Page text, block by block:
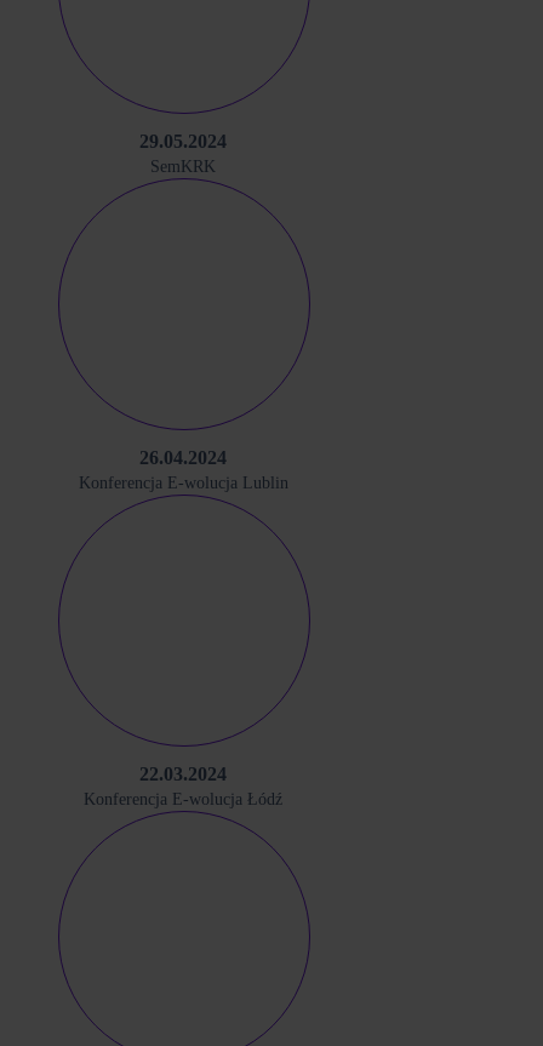
29.05.2024
SemKRK
26.04.2024
Konferencja E-wolucja Lublin
22.03.2024
Konferencja E-wolucja Łódź